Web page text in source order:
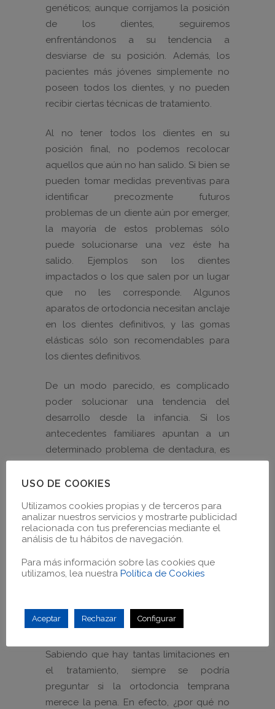
genéticos; aunque corrijamos la posición
de los dientes, seguiremos
enfrentándonos a su tendencia a
desviarse de su posición. Además, los
pacientes más jóvenes simplemente no
poseen todos los dientes, y no pueden
recibir ciertas técnicas de tratamiento.
Al no tener todos los dientes en su
posición final, no podemos recolocar
aquellos que aún no han salido. Si bien se
pueden tomar medidas preventivas para
identificar precozmente futuros
problemas de un diente aún por emerger,
la mayoría de estos problemas sólo
puede solucionarse una vez éste ha
salido. Ejemplos son los dientes
impactados o los que salen por un lugar
que no les corresponde. Algunos
aparatos de ortodoncia necesitan anclaje
en los dientes definitivos, y las gomas
elásticas sólo son recomendables para
los dientes definitivos.
De un modo parecido, es complicado
poder solucionar una tendencia del
desarrollo desde la infancia. Si los
antecedentes familiares apuntan a un
determinado problema de dentadura, es
medida que el paciente crece. Una
cómo se manifiesta ésta tendencia, pero
no la impedirá entre las fases del
tratamiento. Normalmente el crecimiento
de los dientes continúa hasta los 17 años
en hombres y los 15 en mujeres, y los
pueden volver a aparecer
posteriormente.
Sabiendo que hay tantas limitaciones en
el tratamiento, siempre se podría
preguntar si la ortodoncia temprana
merece la pena. En efecto, ¿por qué no
USO DE COOKIES
Utilizamos cookies propias y de terceros para
analizar nuestros servicios y mostrarte publicidad
relacionada con tus preferencias mediante el
análisis de tu hábitos de navegación.
Para más información sobre las cookies que
utilizamos, lea nuestra Política de Cookies
Aceptar Rechazar Configurar